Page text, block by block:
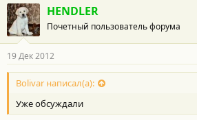
HENDLER
Почетный пользователь форума
19 Дек 2012
Bolivar написал(а):
Уже обсуждали